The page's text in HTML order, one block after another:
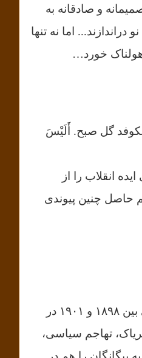
و صادقانه به
دراندازند... اما نه تنها
هولناک خورد…
گل صبح. أَلَيْسَ
انقلاب را از
حاصل چنین پیوندی
شورش مشتزن‌ها(قیام بوکسورها)، جنبشی میهن‌پرستانه بود که در سال‌های بین ۱۸۹۸ و ۱۹۰۱ در
تهاجم سیاسی،